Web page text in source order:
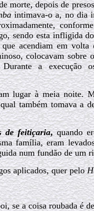
morte, depois de
intimava-o a, no dia
sendo esta infligida
acendiam em
colocavam sobre
a execução
lugar à meia noite.
também tomava a
de feitiçaria,quando
família, eram
num fundão de um
aplicados, quer pelo
se a coisa roubada é